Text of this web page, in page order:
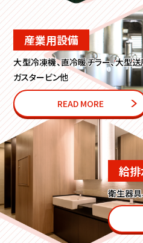
産業用設備
大型冷凍機、直冷暖チラー、大型送
ガスタービン他
READ MORE
給
衛生器具